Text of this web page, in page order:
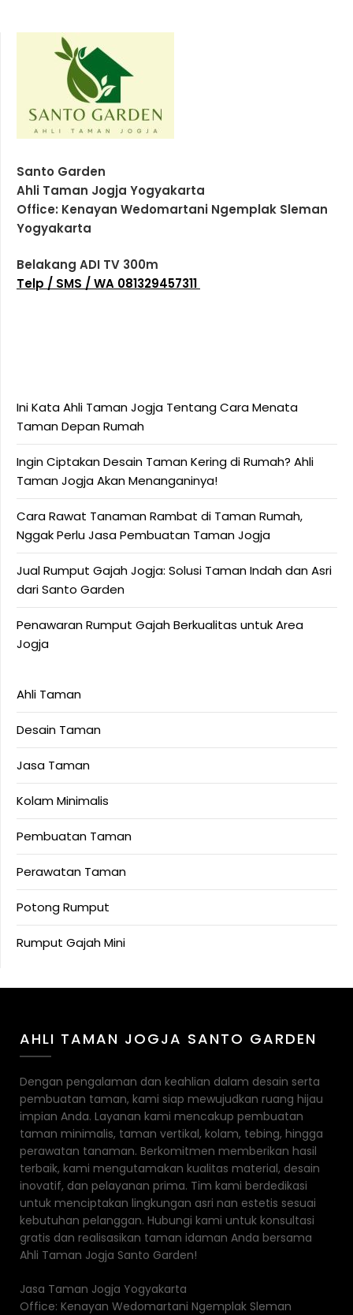
Santo Garden
Ahli Taman Jogja Yogyakarta
Office: Kenayan Wedomartani Ngemplak Sleman
Yogyakarta
Belakang ADI TV 300m
Telp / SMS / WA 081329457311
Ini Kata Ahli Taman Jogja Tentang Cara Menata
Taman Depan Rumah
Ingin Ciptakan Desain Taman Kering di Rumah? Ahli
Taman Jogja Akan Menanganinya!
Cara Rawat Tanaman Rambat di Taman Rumah,
Nggak Perlu Jasa Pembuatan Taman Jogja
Jual Rumput Gajah Jogja: Solusi Taman Indah dan Asri
dari Santo Garden
Penawaran Rumput Gajah Berkualitas untuk Area
Jogja
Ahli Taman
Desain Taman
Jasa Taman
Kolam Minimalis
Pembuatan Taman
Perawatan Taman
Potong Rumput
Rumput Gajah Mini
AHLI TAMAN JOGJA SANTO GARDEN
Dengan pengalaman dan keahlian dalam desain serta
pembuatan taman, kami siap mewujudkan ruang hijau
impian Anda. Layanan kami mencakup pembuatan
taman minimalis, taman vertikal, kolam, tebing, hingga
perawatan tanaman. Berkomitmen memberikan hasil
terbaik, kami mengutamakan kualitas material, desain
inovatif, dan pelayanan prima. Tim kami berdedikasi
untuk menciptakan lingkungan asri nan estetis sesuai
kebutuhan pelanggan. Hubungi kami untuk konsultasi
gratis dan realisasikan taman idaman Anda bersama
Ahli Taman Jogja Santo Garden!
Jasa Taman Jogja Yogyakarta
Office: Kenayan Wedomartani Ngemplak Sleman